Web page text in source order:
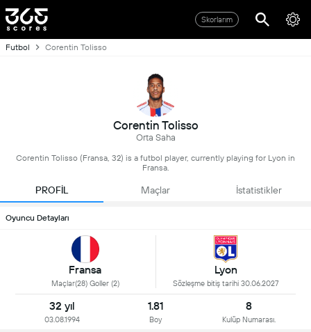
Skorlarım
Futbol Corentin Tolisso
Corentin Tolisso
Orta Saha
Corentin Tolisso (Fransa, 32) is a futbol player, currently playing for Lyon in
Fransa.
PROFİL Maçlar İstatistikler
Oyuncu Detayları
Fransa
Maçlar(28) Goller (2)
Lyon
Sözleşme bitiş tarihi 30.06.2027
32 yıl
03.08.1994
1.81
Boy
8
Kulüp Numarası.